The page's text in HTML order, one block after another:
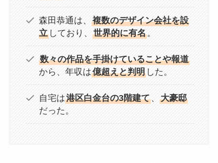
森田恭通は、複数のデザイン会社を設
立 しており、世界的に有名。
数々の作品を手掛けていることや報道
から、年収は億超えと判明 した。
自宅は港区白金台の3階建て、大豪邸
だった。